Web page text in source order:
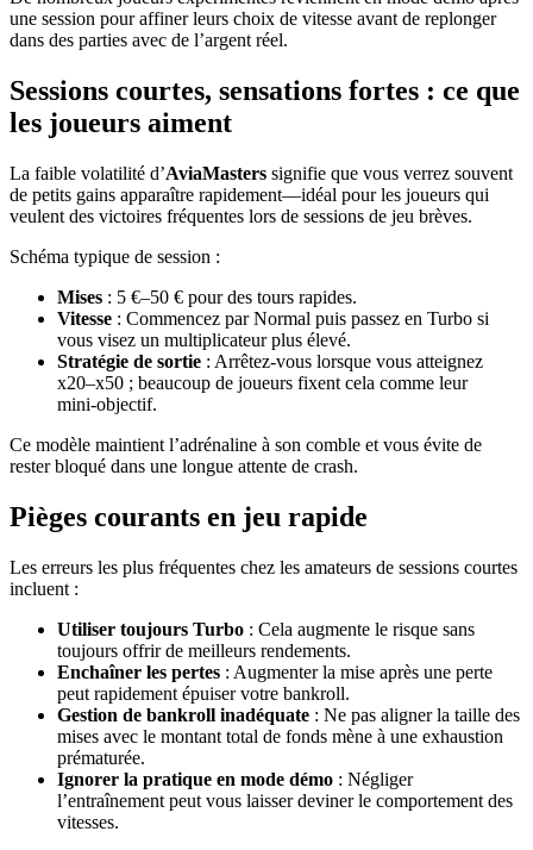
une session pour affiner leurs choix de vitesse avant de replonger
dans des parties avec de l’argent réel.
Sessions courtes, sensations fortes : ce que
les joueurs aiment
La faible volatilité d’AviaMasters signifie que vous verrez souvent
de petits gains apparaître rapidement—idéal pour les joueurs qui
veulent des victoires fréquentes lors de sessions de jeu brèves.
Schéma typique de session :
Mises : 5 €–50 € pour des tours rapides.
Vitesse : Commencez par Normal puis passez en Turbo si
vous visez un multiplicateur plus élevé.
Stratégie de sortie : Arrêtez-vous lorsque vous atteignez
x20–x50 ; beaucoup de joueurs fixent cela comme leur
mini‑objectif.
Ce modèle maintient l’adrénaline à son comble et vous évite de
rester bloqué dans une longue attente de crash.
Pièges courants en jeu rapide
Les erreurs les plus fréquentes chez les amateurs de sessions courtes
incluent :
Utiliser toujours Turbo : Cela augmente le risque sans
toujours offrir de meilleurs rendements.
Enchaîner les pertes : Augmenter la mise après une perte
peut rapidement épuiser votre bankroll.
Gestion de bankroll inadéquate : Ne pas aligner la taille des
mises avec le montant total de fonds mène à une exhaustion
prématurée.
Ignorer la pratique en mode démo : Négliger
l’entraînement peut vous laisser deviner le comportement des
vitesses.